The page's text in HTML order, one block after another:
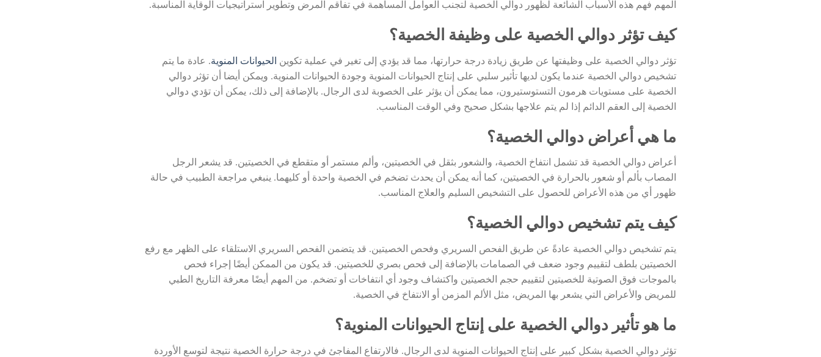
المهم فهم هذه الأسباب الشائعة لظهور دوالي الخصية لتجنب العوامل المساهمة في تفاقم المرض وتطوير استراتيجيات الوقاية المناسبة.
كيف تؤثر دوالي الخصية على وظيفة الخصية؟
تؤثر دوالي الخصية على وظيفتها عن طريق زيادة درجة حرارتها، مما قد يؤدي إلى تغير في عملية تكوين الحيوانات المنوية. عادة ما يتم
تشخيص دوالي الخصية عندما يكون لديها تأثير سلبي على إنتاج الحيوانات المنوية وجودة الحيوانات المنوية. ويمكن أيضا أن تؤثر دوالي
الخصية على مستويات هرمون التستوستيرون، مما يمكن أن يؤثر على الخصوبة لدى الرجال. بالإضافة إلى ذلك، يمكن أن تؤدي دوالي
الخصية إلى العقم الدائم إذا لم يتم علاجها بشكل صحيح وفي الوقت المناسب.
ما هي أعراض دوالي الخصية؟
أعراض دوالي الخصية قد تشمل انتفاخ الخصية، والشعور بثقل في الخصيتين، وألم مستمر أو متقطع في الخصيتين. قد يشعر الرجل
المصاب بألم أو شعور بالحرارة في الخصيتين، كما أنه يمكن أن يحدث تضخم في الخصية واحدة أو كليهما. ينبغي مراجعة الطبيب في حالة
ظهور أي من هذه الأعراض للحصول على التشخيص السليم والعلاج المناسب.
كيف يتم تشخيص دوالي الخصية؟
يتم تشخيص دوالي الخصية عادةً عن طريق الفحص السريري وفحص الخصيتين. قد يتضمن الفحص السريري الاستلقاء على الظهر مع رفع
الخصيتين بلطف لتقييم وجود ضعف في الصمامات بالإضافة إلى فحص بصري للخصيتين. قد يكون من الممكن أيضًا إجراء فحص
بالموجات فوق الصوتية للخصيتين لتقييم حجم الخصيتين واكتشاف وجود أي انتفاخات أو تضخم. من المهم أيضًا معرفة التاريخ الطبي
للمريض والأعراض التي يشعر بها المريض، مثل الألم المزمن أو الانتفاخ في الخصية.
ما هو تأثير دوالي الخصية على إنتاج الحيوانات المنوية؟
تؤثر دوالي الخصية بشكل كبير على إنتاج الحيوانات المنوية لدى الرجال. فالارتفاع المفاجئ في درجة حرارة الخصية نتيجة لتوسع الأوردة